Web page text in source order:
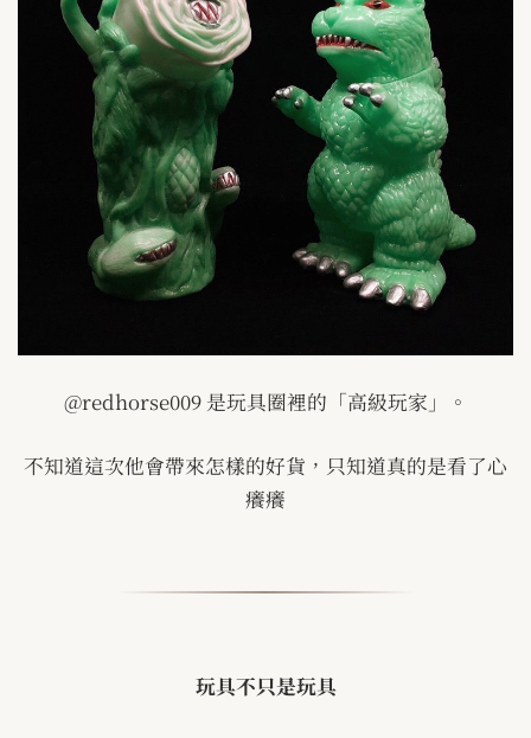
@redhorse009是玩具圈裡的「高級玩家」。
不知道這次他會帶來怎樣的好貨，只知道真的是看了心
癢癢
玩具不只是玩具